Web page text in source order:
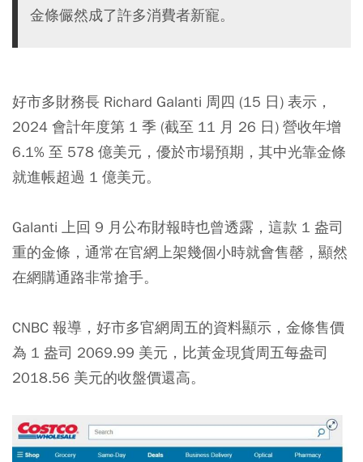
金條儼然成了許多消費者新寵。
好市多財務長 Richard Galanti 周四 (15 日) 表示，
2024 會計年度第 1 季 (截至 11 月 26 日) 營收年增
6.1% 至 578 億美元，優於市場預期，其中光靠金條
就進帳超過 1 億美元。
Galanti 上回 9 月公布財報時也曾透露，這款 1 盎司
重的金條，通常在官網上架幾個小時就會售罄，顯然
在網購通路非常搶手。
CNBC 報導，好市多官網周五的資料顯示，金條售價
為 1 盎司 2069.99 美元，比黃金現貨周五每盎司
2018.56 美元的收盤價還高。